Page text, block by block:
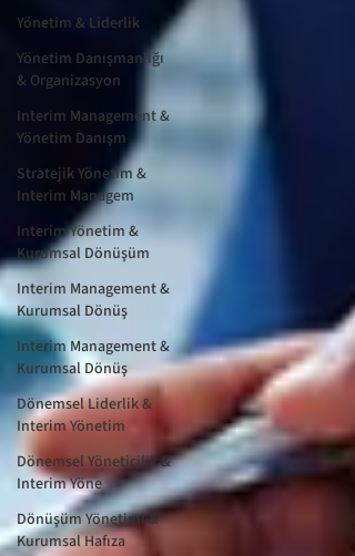
Yönetim & Liderlik
Yönetim Danışmanlığı
& Organizasyon
Interim Management &
Yönetim Danışm
Stratejik Yönetim &
Interim Managem
Interim Yönetim &
Kurumsal Dönüşüm
Interim Management &
Kurumsal Dönüş
Interim Management &
Kurumsal Dönüş
Dönemsel Liderlik &
Interim Yönetim
Dönemsel Yöneticilik &
Interim Yöne
Dönüşüm Yönetimi &
Kurumsal Hafıza